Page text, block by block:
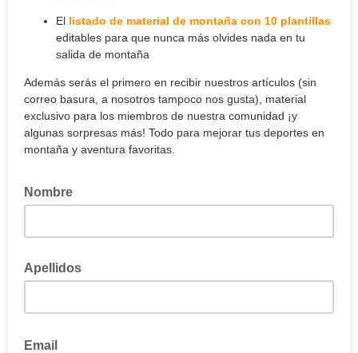
El listado de material de montaña con 10 plantillas
editables para que nunca más olvides nada en tu
salida de montaña
Además serás el primero en recibir nuestros artículos (sin
correo basura, a nosotros tampoco nos gusta), material
exclusivo para los miembros de nuestra comunidad ¡y
algunas sorpresas más! Todo para mejorar tus deportes en
montaña y aventura favoritas.
Nombre
Apellidos
Email